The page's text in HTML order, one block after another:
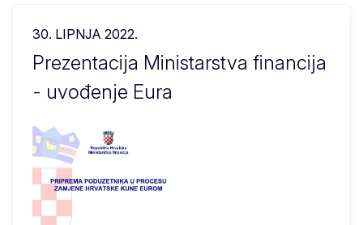
30. LIPNJA 2022.
Prezentacija Ministarstva financija
- uvođenje Eura